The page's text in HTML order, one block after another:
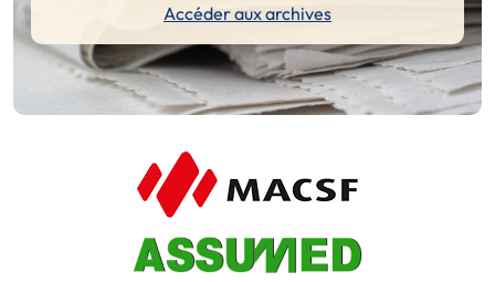
Accéder aux archives